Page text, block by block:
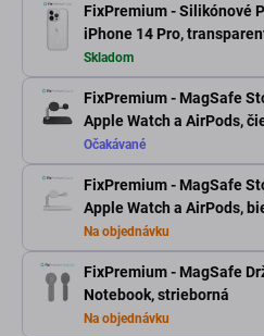
FixPremium - Silikónové
iPhone 14 Pro,
Skladom
FixPremium - MagSafe
Apple Watch a AirPods,
Očakávané
FixPremium - MagSafe
Apple Watch a AirPods,
Na objednávku
FixPremium - MagSafe
Notebook, strieborná
Na objednávku